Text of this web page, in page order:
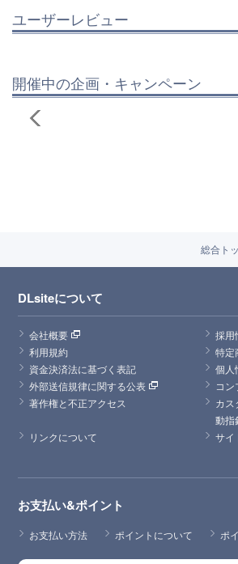
ユーザーレビュー
開催中の企画・キャンペーン
総合ト
DLsiteについて
会社概要
採用
利用規約
特定
資金決済法に基づく表記
個人
外部送信規律に関する公表
コ
著作権と不正アクセス
カス
動指
リンクについて
サイ
お支払い&ポイント
お支払い方法 ポイントについて ポ